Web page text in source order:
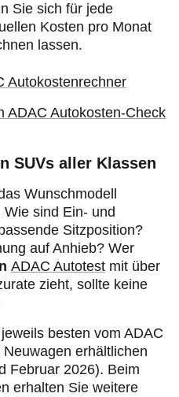
Sie sich für jede
Kosten pro Monat
lassen.
Autokostenrechner
ADAC Autokosten-Check
SUVs aller Klassen
Wunschmodell
Wie sind Ein- und
Sitzposition?
auf Anhieb? Wer
ADAC Autotest mit über
zieht, sollte keine
besten vom ADAC
erhältlichen
Februar 2026). Beim
erhalten Sie weitere